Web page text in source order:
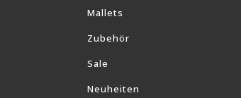
Mallets
Zubehör
Sale
Neuheiten